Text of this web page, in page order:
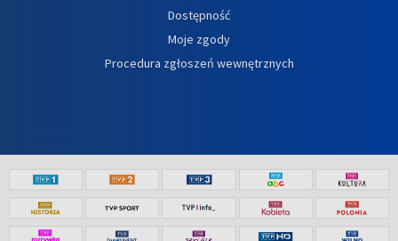
Dostępność
Moje zgody
Procedura zgłoszeń wewnętrznych